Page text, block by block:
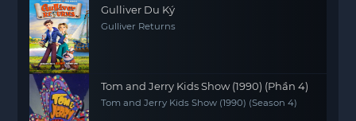
Gulliver Du Ký
Gulliver Returns
Tom and Jerry Kids Show (1990) (Phần 4)
Tom and Jerry Kids Show (1990) (Season 4)